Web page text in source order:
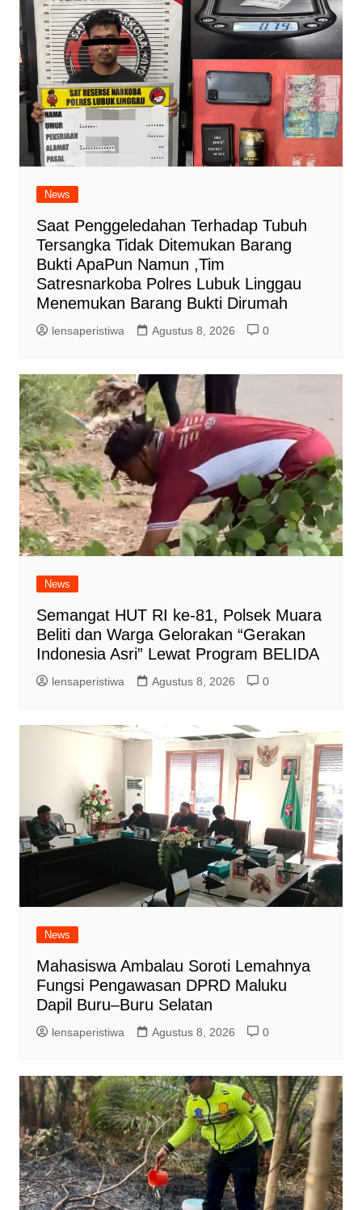
News
Saat Penggeledahan Terhadap Tubuh
Tersangka Tidak Ditemukan Barang
Bukti ApaPun Namun ,Tim
Satresnarkoba Polres Lubuk Linggau
Menemukan Barang Bukti Dirumah
lensaperistiwa Agustus 8, 2026 0
News
Semangat HUT RI ke-81, Polsek Muara
Beliti dan Warga Gelorakan “Gerakan
Indonesia Asri” Lewat Program BELIDA
lensaperistiwa Agustus 8, 2026 0
News
Mahasiswa Ambalau Soroti Lemahnya
Fungsi Pengawasan DPRD Maluku
Dapil Buru–Buru Selatan
lensaperistiwa Agustus 8, 2026 0